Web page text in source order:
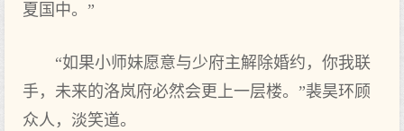
夏国中。”
“如果小师妹愿意与少府主解除婚约，你我联
手，未来的洛岚府必然会更上一层楼。”裴昊环顾
众人，淡笑道。